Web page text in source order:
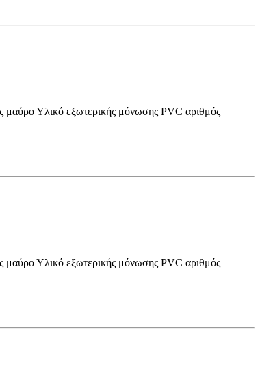
Υλικό εξωτερικής μόνωσης PVC αριθμός
Υλικό εξωτερικής μόνωσης PVC αριθμός